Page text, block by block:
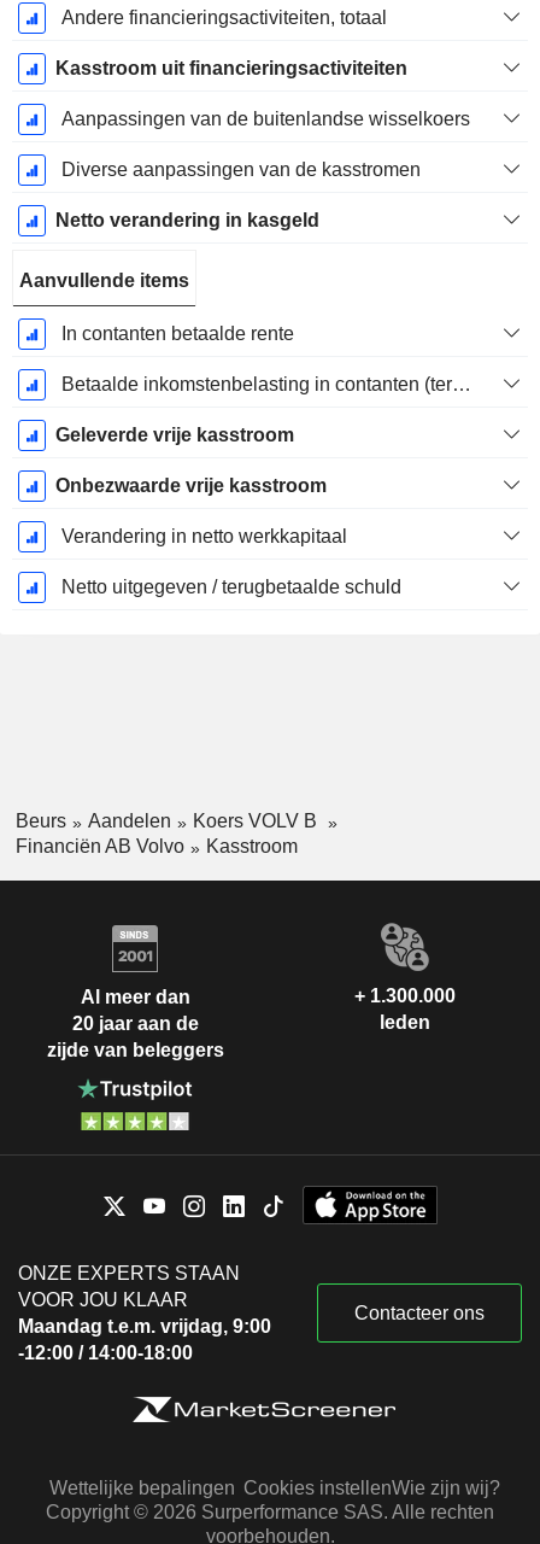
Andere financieringsactiviteiten, totaal
Kasstroom uit financieringsactiviteiten
Aanpassingen van de buitenlandse wisselkoers
Diverse aanpassingen van de kasstromen
Netto verandering in kasgeld
Aanvullende items
In contanten betaalde rente
Betaalde inkomstenbelasting in contanten (teruggave)
Geleverde vrije kasstroom
Onbezwaarde vrije kasstroom
Verandering in netto werkkapitaal
Netto uitgegeven / terugbetaalde schuld
Beurs Aandelen
Koers VOLV B
Financiën AB Volvo
Kasstroom
Al meer dan
20 jaar aan de
zijde van beleggers
+ 1.300.000
leden
ONZE EXPERTS STAAN
VOOR JOU KLAAR
Maandag t.e.m. vrijdag, 9:00
-12:00 / 14:00-18:00
Contacteer ons
Wettelijke bepalingen Cookies instellenWie zijn wij?
Copyright © 2026 Surperformance SAS. Alle rechten
voorbehouden.